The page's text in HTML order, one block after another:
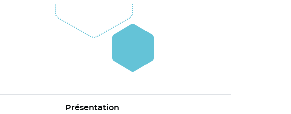
Présentation